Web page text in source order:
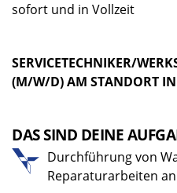
sofort und in Vollzeit
SERVICETECHNIKER/
(M/W/D) AM STANDORT
DAS SIND DEINE
Durchführung von
Reparaturarbeiten